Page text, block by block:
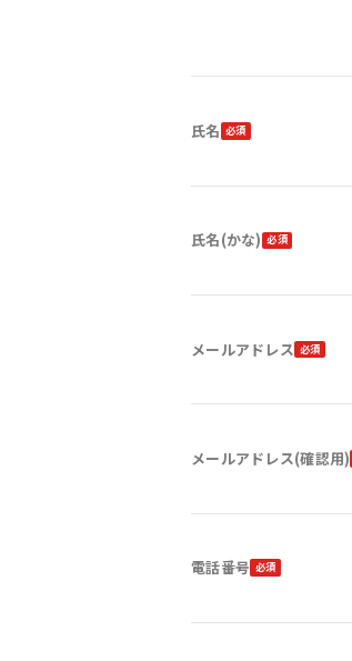
氏名
氏名(かな)
メールアドレス
メールアドレス(確認用)
電話番号